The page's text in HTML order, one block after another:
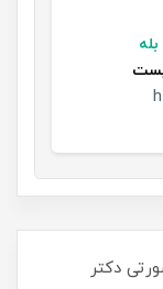
پست
دکتر